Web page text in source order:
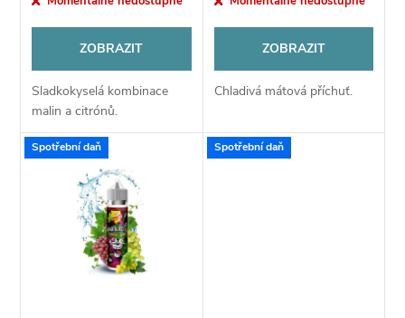
d
u
r
o
d
u
ZOBRAZIT
Sladkokyselá kombinace
malin a citrónů.
ZOBRAZIT
Chladivá mátová příchuť.
Spotřební daň Spotřební daň